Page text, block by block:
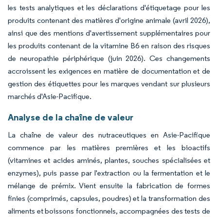
les tests analytiques et les déclarations d'étiquetage pour les
produits contenant des matières d'origine animale (avril 2026),
ainsi que des mentions d'avertissement supplémentaires pour
les produits contenant de la vitamine B6 en raison des risques
de neuropathie périphérique (juin 2026). Ces changements
accroissent les exigences en matière de documentation et de
gestion des étiquettes pour les marques vendant sur plusieurs
marchés d'Asie-Pacifique.
Analyse de la chaîne de valeur
La chaîne de valeur des nutraceutiques en Asie-Pacifique
commence par les matières premières et les bioactifs
(vitamines et acides aminés, plantes, souches spécialisées et
enzymes), puis passe par l'extraction ou la fermentation et le
mélange de prémix. Vient ensuite la fabrication de formes
finies (comprimés, capsules, poudres) et la transformation des
aliments et boissons fonctionnels, accompagnées des tests de